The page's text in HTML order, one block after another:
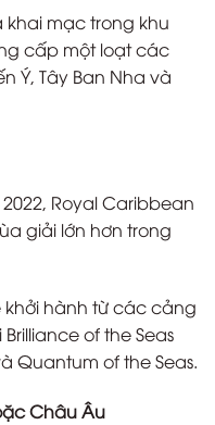
khai mạc trong khu
cấp một loạt các
Ý, Tây Ban Nha và
Royal Caribbean
giải lớn hơn trong
khởi hành từ các cảng
of the Seas
Quantum of the Seas.
Châu Âu